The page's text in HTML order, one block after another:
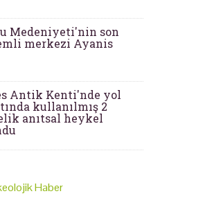
Medeniyeti'nin son
merkezi Ayanis
Antik Kenti'nde yol
kullanılmış 2
anıtsal heykel